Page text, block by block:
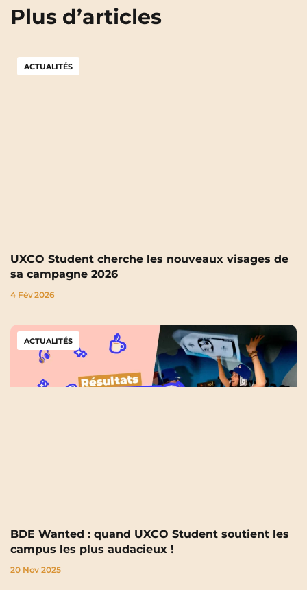
Plus d’articles
ACTUALITÉS
UXCO Student cherche les nouveaux visages de
sa campagne 2026
4 Fév 2026
ACTUALITÉS
BDE Wanted : quand UXCO Student soutient les
campus les plus audacieux !
20 Nov 2025